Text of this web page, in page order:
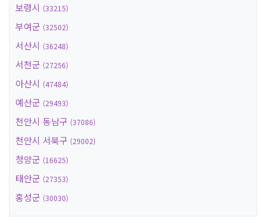
보령시 (33215)
부여군 (32502)
서산시 (36248)
서천군 (27256)
아산시 (47484)
예산군 (29493)
천안시 동남구 (37086)
천안시 서북구 (29002)
청양군 (16625)
태안군 (27353)
홍성군 (30030)